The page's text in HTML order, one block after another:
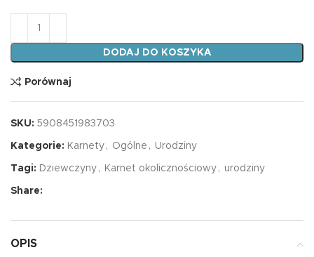
ilość Karnet B6 DZIEWCZYNY
DODAJ DO KOSZYKA
Porównaj
SKU: 5908451983703
Kategorie: Karnety , Ogólne , Urodziny
Tagi: Dziewczyny , Karnet okolicznościowy , urodziny
Share:
OPIS